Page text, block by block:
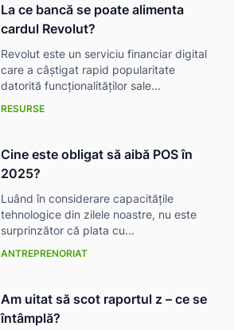
La ce bancă se poate alimenta
cardul Revolut?
Revolut este un serviciu financiar digital
care a câștigat rapid popularitate
datorită funcționalităților sale...
RESURSE
Cine este obligat să aibă POS în
2025?
Luând în considerare capacitățile
tehnologice din zilele noastre, nu este
surprinzător că plata cu...
ANTREPRENORIAT
Am uitat să scot raportul z – ce se
întâmplă?